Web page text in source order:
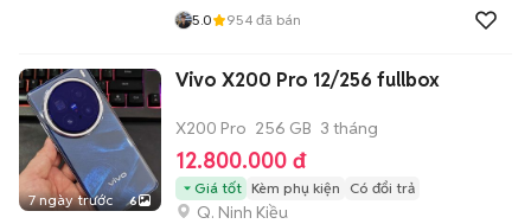
5.0 954 đã bán
7 ngày trước 6
Vivo X200 Pro 12/256 fullbox
X200 Pro 256 GB 3 tháng
12.800.000 đ
Giá tốt Kèm phụ kiện Có đổi trả
Q. Ninh Kiều